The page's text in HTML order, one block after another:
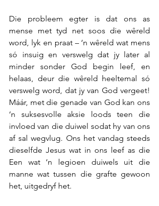
Die probleem egter is dat ons as
mense met tyd net soos die wêreld
word, lyk en praat – ‘n wêreld wat mens
só insuig en verswelg dat jy later al
minder sonder God begin leef, en
helaas, deur die wêreld heeltemal só
verswelg word, dat jy van God vergeet!
Máár, met die genade van God kan ons
‘n suksesvolle aksie loods teen die
invloed van die duiwel sodat hy van ons
af sal wegvlug. Ons het vandag steeds
dieselfde Jesus wat in ons leef as die
Een wat ‘n legioen duiwels uit die
manne wat tussen die grafte gewoon
het, uitgedryf het.